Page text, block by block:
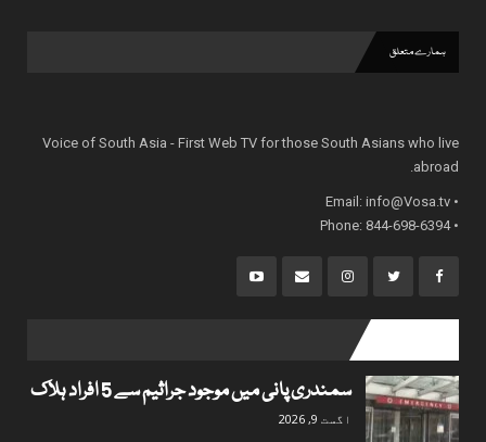
ہمارے متعلق
Voice of South Asia - First Web TV for those South Asians who live
abroad.
• Email:
info@Vosa.tv
• Phone: 844-698-6394
سمندری پانی میں موجود جراثیم سے 5 افراد ہلاک
اگست 9, 2026